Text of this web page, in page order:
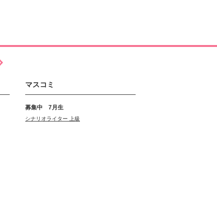
マスコミ
募集中 7月生
シナリオライター 上級